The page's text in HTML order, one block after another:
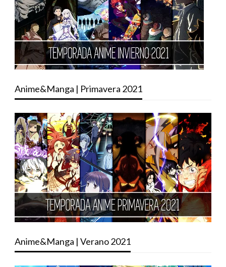
Anime&Manga | Primavera 2021
Anime&Manga | Verano 2021